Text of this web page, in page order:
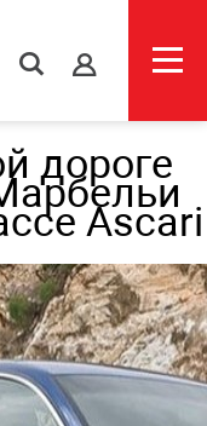
s
дороге
Ascari